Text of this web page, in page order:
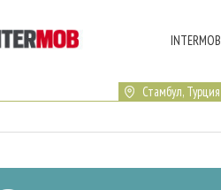
INTERMOB
Стамбул, Турция